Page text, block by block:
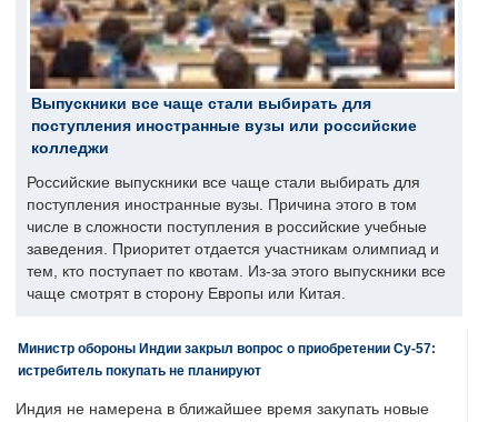
Выпускники все чаще стали выбирать для
поступления иностранные вузы или российские
колледжи
Российские выпускники все чаще стали выбирать для
поступления иностранные вузы. Причина этого в том
числе в сложности поступления в российские учебные
заведения. Приоритет отдается участникам олимпиад и
тем, кто поступает по квотам. Из-за этого выпускники все
чаще смотрят в сторону Европы или Китая.
Министр обороны Индии закрыл вопрос о приобретении Су-57:
истребитель покупать не планируют
Индия не намерена в ближайшее время закупать новые